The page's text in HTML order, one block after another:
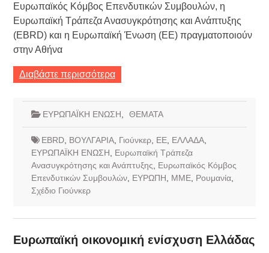
Ευρωπαϊκός Κόμβος Επενδυτικών Συμβουλών, η
Ευρωπαϊκή Τράπεζα Ανασυγκρότησης και Ανάπτυξης
(EBRD) και η Ευρωπαϊκή Ένωση (ΕΕ) πραγματοποιούν
στην Αθήνα
Διαβάστε περισσότερα
ΕΥΡΩΠΑΪΚΗ ΕΝΩΣΗ ΘΕΜΑΤΑ
EBRD, ΒΟΥΛΓΑΡΙΑ, Γιούνκερ, ΕΕ, ΕΛΛΑΔΑ,
ΕΥΡΩΠΑΪΚΗ ΕΝΩΣΗ
Ευρωπαϊκή Τράπεζα
Ανασυγκρότησης και Ανάπτυξης
Ευρωπαϊκός Κόμβος
Επενδυτικών Συμβουλών, ΕΥΡΩΠΗ ΜΜΕ, Ρουμανία,
Σχέδιο Γιούνκερ
Ευρωπαϊκή οικονομική ενίσχυση Ελλάδας